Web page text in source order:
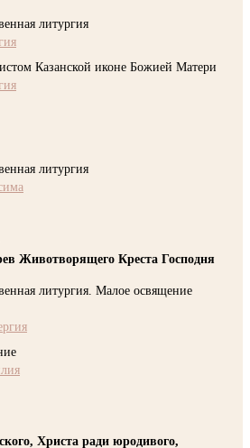
литургия
Казанской иконе Божией Матери
литургия
Животворящего Креста Господня
литургия. Малое освящение
Христа ради юродивого,